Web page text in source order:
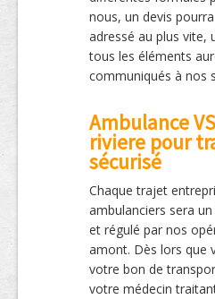
nous, un devis
adressé au plus vite,
tous les éléments
communiqués à nos
Ambulance
riviere pour
sécurisé
Chaque trajet
ambulanciers sera
et régulé par nos
amont. Dès lors que
votre bon de
votre médecin